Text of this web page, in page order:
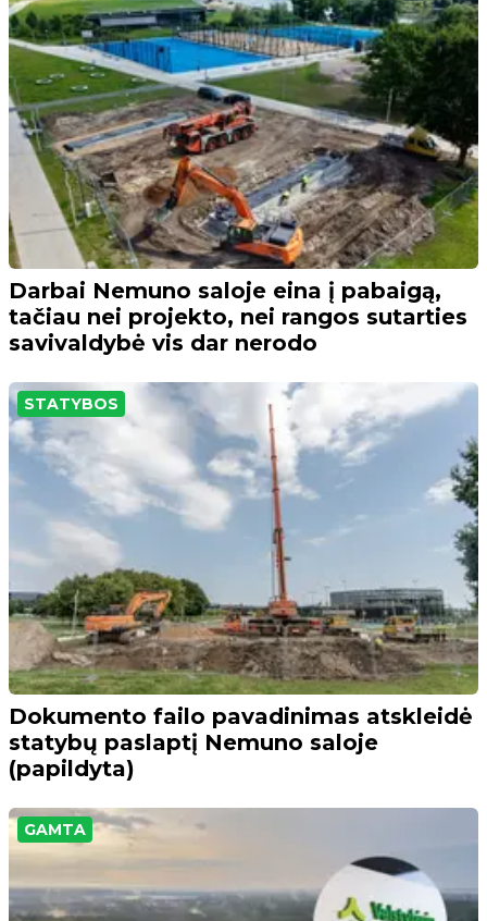
Darbai Nemuno saloje eina į pabaigą,
tačiau nei projekto, nei rangos sutarties
savivaldybė vis dar nerodo
STATYBOS
Dokumento failo pavadinimas atskleidė
statybų paslaptį Nemuno saloje
(papildyta)
GAMTA